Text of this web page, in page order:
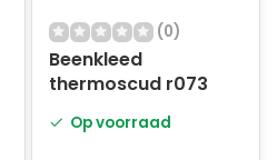
(0)
Beenkleed
thermoscud r073
Op voorraad